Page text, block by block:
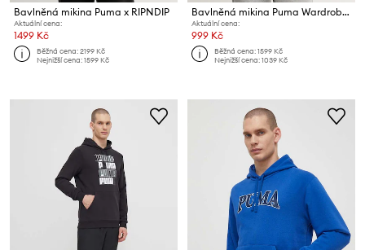
Bavlněná mikina Puma x RIPNDIP
Aktuální cena:
1499 Kč
Běžná cena:2199 Kč
Nejnižší cena:1599 Kč
Bavlněná mikina Puma Wardrobe Essentials
Aktuální cena:
999 Kč
Běžná cena:1599 Kč
Nejnižší cena:1039 Kč